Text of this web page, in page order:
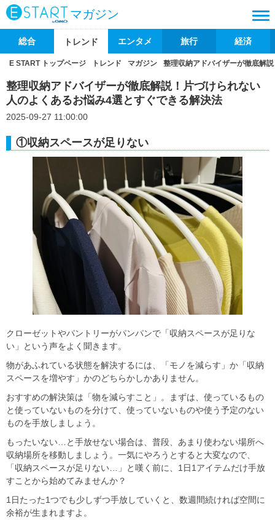
マガジン
総合 トレンド エンタメ 旅行 経済
E START トップページ トレンド マガジン 整理収納アドバイザーが徹底解
整理収納アドバイザーが徹底解説！片づけられない
人のよくあるお悩み4選とすぐできる解決法
2025-09-27 11:00:00
①収納スペースが足りない
クローゼットやパントリーがパンパンで「収納スペースが足りな
い」という声をよく聞きます。
物があふれている状態を解決するには、「モノを減らす」か「収納
スペースを増やす」かのどちらかしかありません。
おすすめの解決策は「物を減らすこと」。まずは、使っているもの
と使っていないものを分けて、使っていないものや使う予定のない
ものを手放しましょう。
もったいない…と手放せない場合は、普段、あまり使わない場所へ
収納場所を移動しましょう。一気にやろうとすると大変なので、
「収納スペースが足りない…」と嘆く前に、1日1アイテムだけ手放
すことから始めてみませんか？
1日たった1つでも少しずつ手放していくと、数週間続ければ空間に
余裕が生まれますよ。